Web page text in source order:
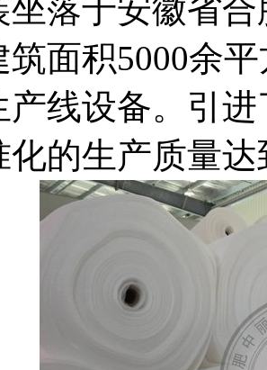
坐落于安徽省
筑面积5000余
产线设备。引
化的生产质量